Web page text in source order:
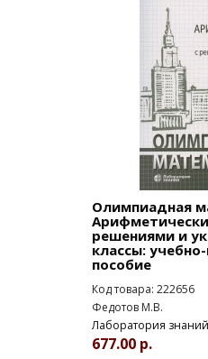
Олимпиадная
решениями и
классы:
пособие
Код товара: 222656
Федотов М.В.
Лаборатория знаний
677.00 р.